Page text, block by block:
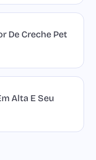
De Creche Pet
Alta E Seu